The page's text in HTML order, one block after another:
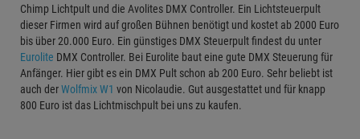
Chimp Lichtpult und die Avolites DMX Controller. Ein Lichtsteuerpult
dieser Firmen wird auf großen Bühnen benötigt und kostet ab 2000 Euro
bis über 20.000 Euro. Ein günstiges DMX Steuerpult findest du unter
Eurolite DMX Controller. Bei Eurolite baut eine gute DMX Steuerung für
Anfänger. Hier gibt es ein DMX Pult schon ab 200 Euro. Sehr beliebt ist
auch derWolfmix W1 von Nicolaudie. Gut ausgestattet und für knapp
800 Euro ist das Lichtmischpult bei uns zu kaufen.